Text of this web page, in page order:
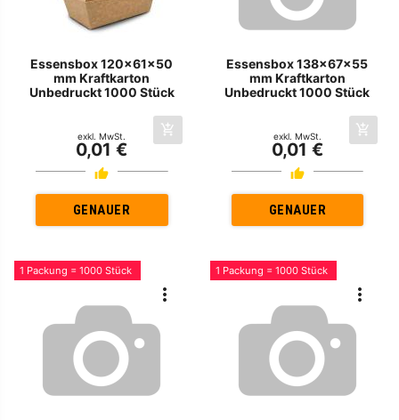
Essensbox 120x61x50
mm Kraftkarton
Unbedruckt 1000 Stück
exkl. MwSt.
0,01 €
GENAUER
Essensbox 138x67x55
mm Kraftkarton
Unbedruckt 1000 Stück
exkl. MwSt.
0,01 €
GENAUER
1 Packung = 1000 Stück 1 Packung = 1000 Stück